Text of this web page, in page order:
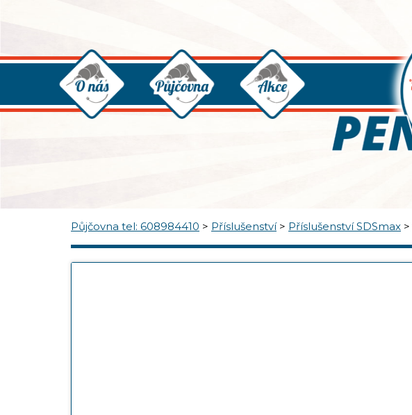
Půjčovna tel: 608984410 > Příslušenství> Příslušenství SDSmax >